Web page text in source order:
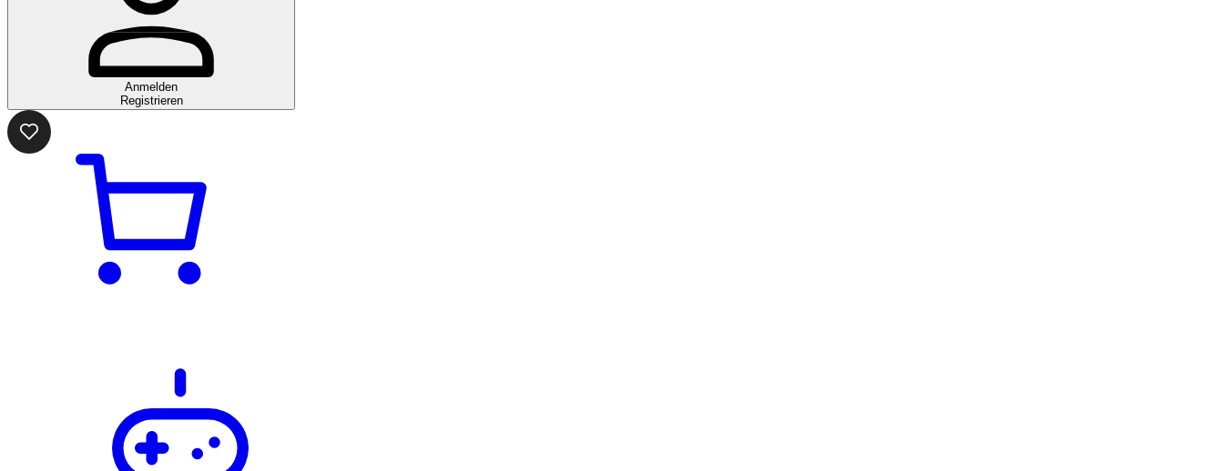
Anmelden
Registrieren